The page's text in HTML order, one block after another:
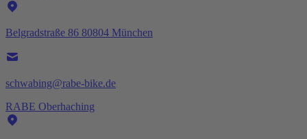
Belgradstraße 86 80804 München
schwabing@rabe-bike.de
RABE Oberhaching